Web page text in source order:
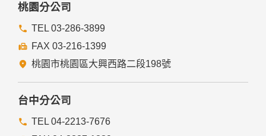
桃園分公司
TEL 03-286-3899
FAX 03-216-1399
桃園市桃園區大興西路二段198號
台中分公司
TEL 04-2213-7676